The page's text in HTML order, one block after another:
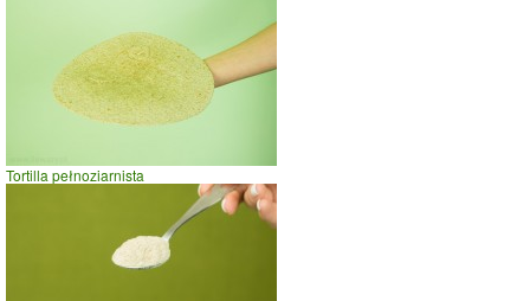
Tortilla pełnoziarnista